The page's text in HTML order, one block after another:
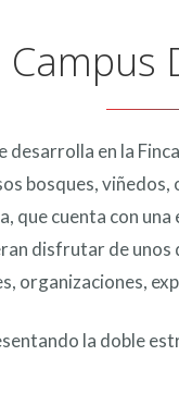
Campus
desarrolla en la
bosques,
que cuenta con
disfrutar de
organizaciones,
la doble